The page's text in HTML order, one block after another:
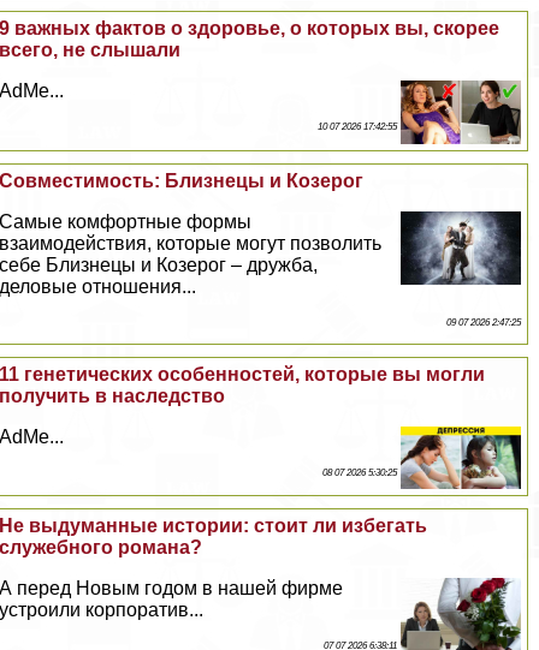
9 важных фактов о здоровье, о которых вы, скорее
всего, не слышали
AdMe...
10 07 2026 17:42:55
Совместимость: Близнецы и Козерог
Самые комфортные формы
взаимодействия, которые могут позволить
себе Близнецы и Козерог – дружба,
деловые отношения...
09 07 2026 2:47:25
11 генетических особенностей, которые вы могли
получить в наследство
AdMe...
08 07 2026 5:30:25
Не выдуманные истории: стоит ли избегать
служебного романа?
А перед Новым годом в нашей фирме
устроили корпоратив...
07 07 2026 6:38:11